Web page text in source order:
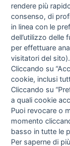
I libri
rendere più
consenso, di
in linea con le
dell’utilizzo delle
per effettuare
visitatori del sito).
Cliccando su
cookie, inclusi
Cliccando su
a quali cookie
Puoi revocare o
momento
basso in tutte le
Per saperne di